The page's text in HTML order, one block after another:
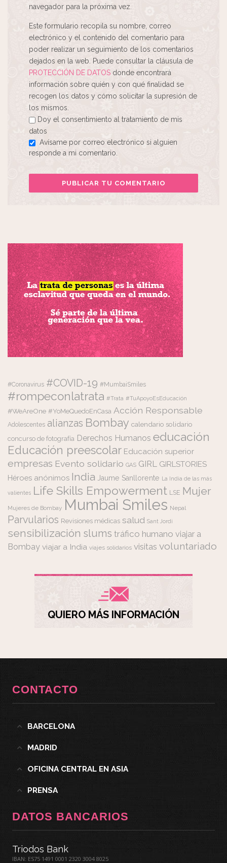
navegador para la próxima vez.
Este formulario recopila su nombre, correo
electrónico y el contenido del comentario para
poder realizar un seguimiento de los comentarios
dejados en la web. Puede consultar la cláusula de
PROTECCIÓN DE DATOS donde encontrará
información sobre quién y con qué finalidad se
recogen los datos y cómo solicitar la supresión de
los mismos.
Doy el consentimiento al tratamiento de mis
datos
Avísame por correo electrónico si alguien
responde a mi comentario.
#Coronavirus #COVID-19 #MumbaiSmiles
#rompeconlatrata #Trata #TuApoyoEsEducación
#WeAreOne #YoMeQuedoEnCasa Acción Responsable
Adolescentes alianzas Bombay calendario solidario
concurso de fotografía Derechos Humanos educación
Educación preescolar Educación superior
empresas Evento solidario GAS GIRL GIRLSTORIES
Héroes anónimos India Jaume Sanllorente La India de las más
valientes Life Skills Empowerment LSE Mujer
Mujeres de Bombay Mumbai Smiles Nepal
Parvularios Revisiones médicas salud Sant Jordi
sensibilización slums tráfico humano viajar a
Bombay viajar a India viajes solidarios visitas voluntariado
QUIERO MÁS INFORMACIÓN
CONTACTO
BARCELONA
MADRID
OFICINA CENTRAL EN ASIA
PRENSA
DATOS BANCARIOS
Triodos Bank
IBAN: ES75 1491 0001 2320 3004 8025